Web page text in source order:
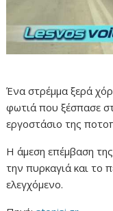
Ένα στρέμμα ξερά
φωτιά που ξέσπασε
εργοστάσιο της
Η άμεση επέμβαση
την πυρκαγιά και το
ελεγχόμενο.